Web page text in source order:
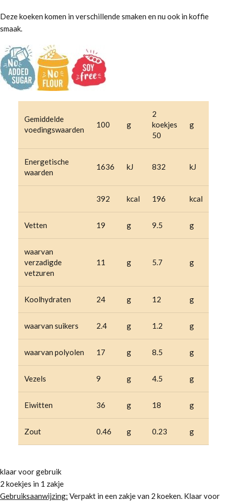
Deze koeken komen in verschillende smaken en nu ook in koffie
smaak.
Gemiddelde
voedingswaarden
100 g
2
koekjes
50
g
Energetische
waarden
1636 kJ 832 kJ
392 kcal 196 kcal
Vetten 19 g 9.5 g
waarvan
verzadigde
vetzuren
11 g 5.7 g
Koolhydraten 24 g 12 g
waarvan suikers 2.4 g 1.2 g
waarvan polyolen 17 g 8.5 g
Vezels 9 g 4.5 g
Eiwitten 36 g 18 g
Zout 0.46 g 0.23 g
klaar voor gebruik
2 koekjes in 1 zakje
Gebruiksaanwijzing: Verpakt in een zakje van 2 koeken. Klaar voor